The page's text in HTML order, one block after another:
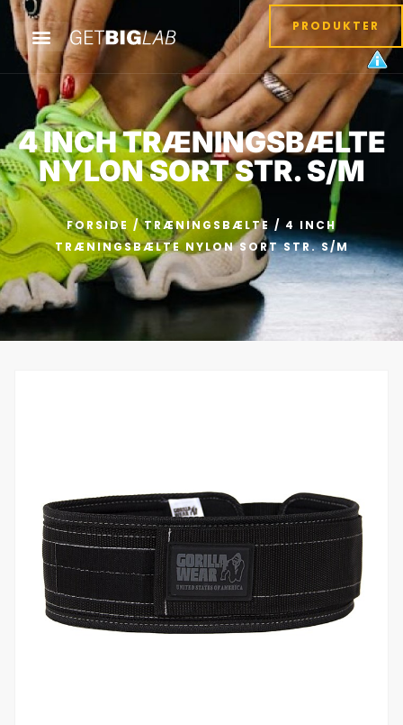
PRODUKTER
4 INCH TRÆNINGSBÆLTE
NYLON SORT STR. S/M
FORSIDE /TRÆNINGSBÆLTE/ 4 INCH
TRÆNINGSBÆLTE NYLON SORT STR. S/M